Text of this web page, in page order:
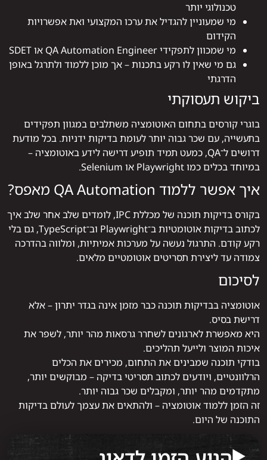
טכנולוגי יותר
מי שמעוניין להגדיל את ערכו המקצועי ואת אפשרויות
הקידום
מי שמכוון לתפקידי QA Automation Engineer או SDET
גם מי שאין לו רקע בתכנות – אך מוכן ללמוד ולתרגל באופן
הדרגתי
ביקוש תעסוקתי
בוגרי קורסים בתחום האוטומציה משתלבים במגוון תפקידים
בתעשייה, עם שכר גבוה יותר לעומת בדיקות ידניות. בכל מודעת
דרושים ל־QA, כמעט תמיד תופיע דרישה לידע באוטומציה –
במיוחד בכלים כמו Playwright או Selenium.
איך אפשר ללמוד QA Automation מאפס?
בקורס בדיקות תוכנה של מכללת IPC, לומדים שלב אחר שלב איך
לכתוב בדיקות אוטומטיות ב־Playwright וב־TypeScript, גם בלי
רקע קודם. התרגול נעשה על מערכות אמיתיות, ומלווה בהדרכה
צמודה עד ליצירת תסריטים אוטומטיים מלאים.
לסיכום
אוטומציה בבדיקות תוכנה כבר מזמן אינה בגדר יתרון – אלא
דרישת בסיס.
היא מאפשרת לארגונים לשחרר גרסאות מהר יותר, לשפר את
איכות המוצר ולייעל תהליכים.
בודקי תוכנה שמבינים את התחום, מכירים את הכלים
הרלוונטיים, ויודעים לכתוב תסריטי בדיקה – מבוקשים יותר,
מתקדמים מהר יותר, ומקבלים שכר גבוה יותר.
זה הזמן ללמוד אוטומציה – ולהתאים את עצמך לעולם בדיקות
התוכנה של היום.